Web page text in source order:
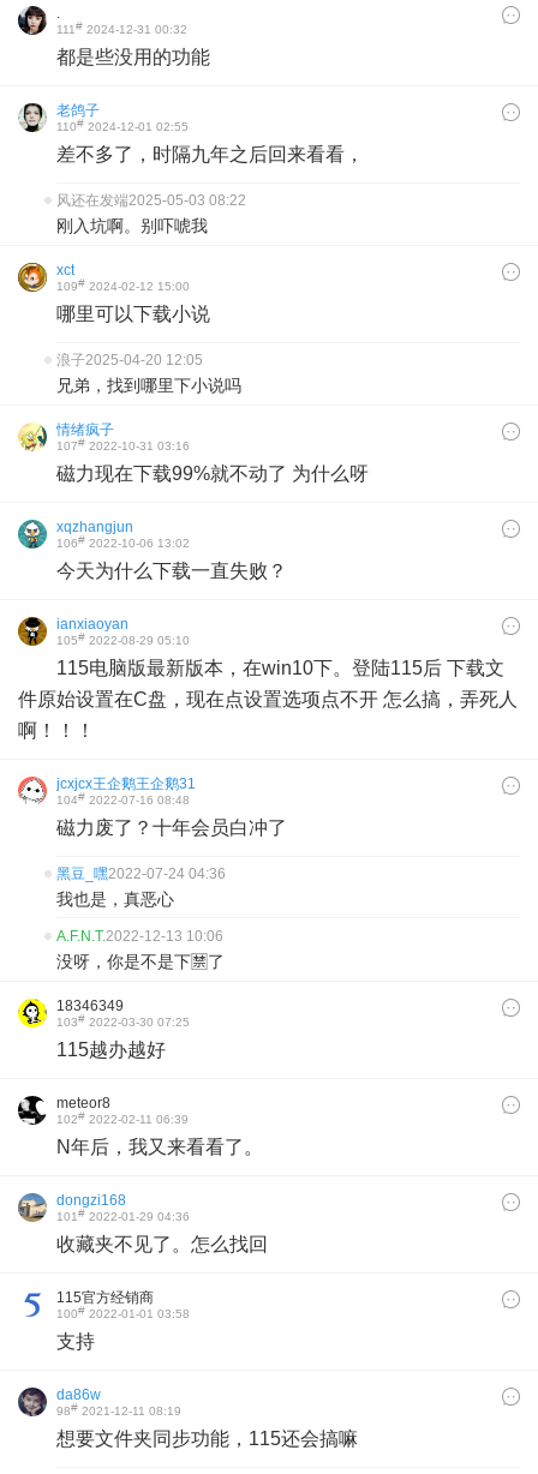
.
111# 2024-12-31 00:32
都是些没用的功能
老鸽子
110# 2024-12-01 02:55
差不多了，时隔九年之后回来看看，
风还在发端2025-05-03 08:22
刚入坑啊。别吓唬我
xct
109# 2024-02-12 15:00
哪里可以下载小说
浪子2025-04-20 12:05
兄弟，找到哪里下小说吗
情绪疯子
107# 2022-10-31 03:16
磁力现在下载99%就不动了 为什么呀
xqzhangjun
106# 2022-10-06 13:02
今天为什么下载一直失败？
ianxiaoyan
105# 2022-08-29 05:10
115电脑版最新版本，在win10下。登陆115后 下载文
件原始设置在C盘，现在点设置选项点不开 怎么搞，弄死人
啊！！！
jcxjcx王企鹅王企鹅31
2
104# 2022-07-16 08:48
磁力废了？十年会员白冲了
黑豆_嘿2022-07-24 04:36
我也是，真恶心
A.F.N.T.2022-12-13 10:06
没呀，你是不是下🈲了
18346349
103# 2022-03-30 07:25
115越办越好
meteor8
102# 2022-02-11 06:39
N年后，我又来看看了。
dongzi168
101# 2022-01-29 04:36
收藏夹不见了。怎么找回
115官方经销商
100# 2022-01-01 03:58
支持
da86w
98# 2021-12-11 08:19
想要文件夹同步功能，115还会搞嘛